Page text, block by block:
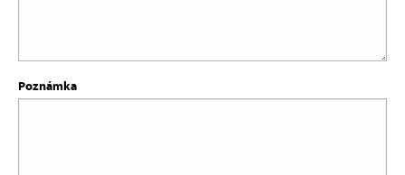
Poznámka